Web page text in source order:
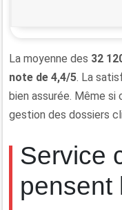
La moyenne des 32
note de 4,4/5. La
bien assurée. Même
gestion des dossiers
Service
pensent